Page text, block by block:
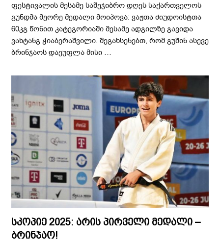
ფესტივალის მესამე საშეჯიბრო დღეს საქართველოს
გუნდმა მეორე მედალი მოიპოვა: ვაჟთა ძიუდოისტთა
60კგ წონით კატეგორიაში მესამე ადგილზე გავიდა
ვახტანგ ჭიაბერაშვილი. შეგახსენებთ, რომ გუშინ ასევე
ბრინჯაოს დაეუფლა მისი …
სკოპიე 2025: არის პირველი მედალი –
ბრინჯაო!